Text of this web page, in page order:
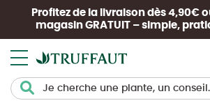
Profitez de la livraison dès 4,90€
magasin GRATUIT – simple,